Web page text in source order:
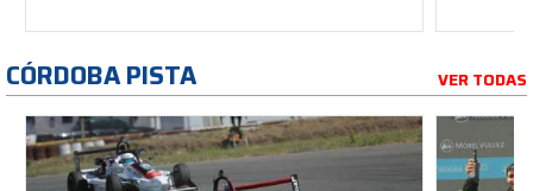
CÓRDOBA PISTA VER TODAS